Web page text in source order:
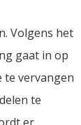
Volgens het
gaat in op
te vervangen
te